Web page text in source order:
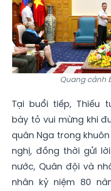
Quang cảnh
Tại buổi tiếp, Thiếu
bày tỏ vui mừng khi
quân Nga trong
nghị, đồng thời gửi
nước, Quân đội và
nhân kỷ niệm 80